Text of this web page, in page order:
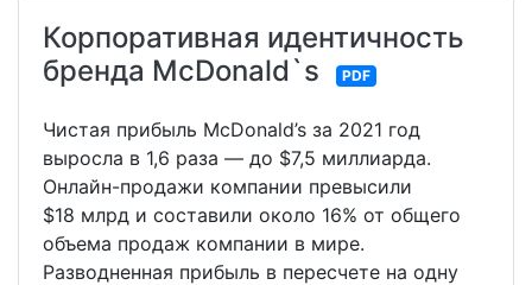
Корпоративная идентичность
бренда McDonald`s
PDF
Чистая прибыль McDonald’s за 2021 год
выросла в 1,6 раза — до $7,5 миллиарда.
Онлайн-продажи компании превысили
$18 млрд и составили около 16% от общего
объема продаж компании в мире.
Разводненная прибыль в пересчете на одну